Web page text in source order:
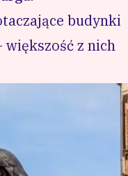
budynki
większość z nich